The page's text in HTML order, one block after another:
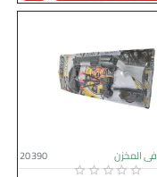
فى المخزن 20390